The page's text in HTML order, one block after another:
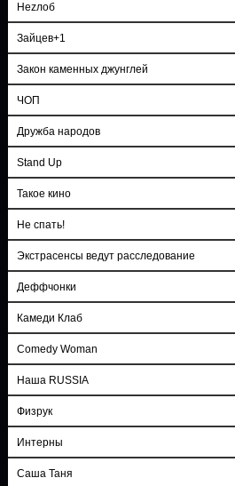
Неzлоб
Зайцев+1
Закон каменных джунглей
ЧОП
Дружба народов
Stand Up
Такое кино
Не спать!
Экстрасенсы ведут расследование
Деффчонки
Камеди Клаб
Comedy Woman
Наша RUSSIA
Физрук
Интерны
Саша Таня